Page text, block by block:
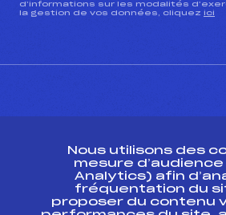
d’informations sur les modalités
la gestion de vos données, cliquez ici
ESPACE PRESSE
Ressources
Nous utilisons des
mesure d’audience
Analytics) afin
fréquentation du
proposer du contenu